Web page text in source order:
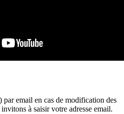
par email en cas de modification des
à saisir votre adresse email.